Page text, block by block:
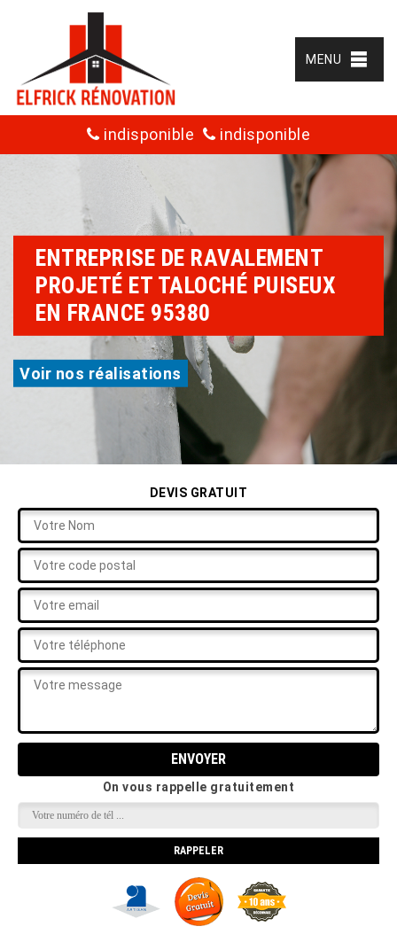
MENU
indisponible indisponible
ENTREPRISE DE RAVALEMENT
PROJETÉ ET TALOCHÉ PUISEUX
EN FRANCE 95380
Voir nos réalisations
DEVIS GRATUIT
On vous rappelle gratuitement